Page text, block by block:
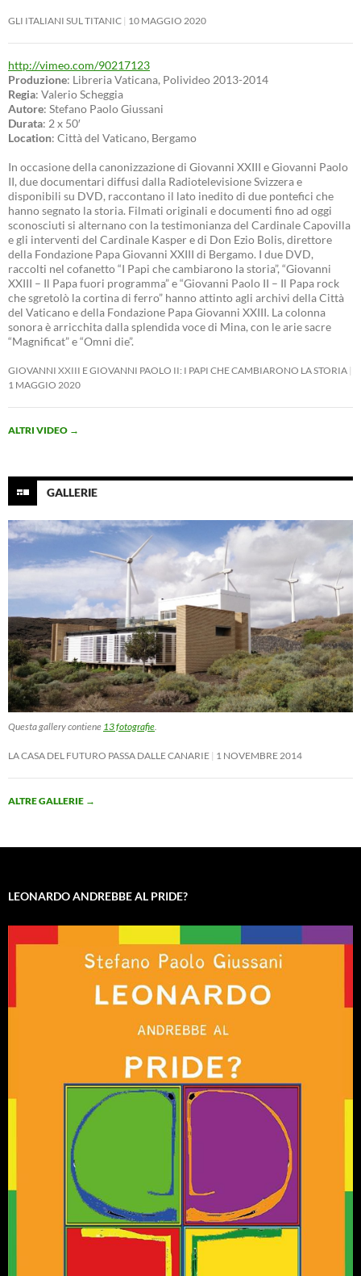
GLI ITALIANI SUL TITANIC 10 MAGGIO 2020
http://vimeo.com/90217123
Produzione: Libreria Vaticana, Polivideo 2013-2014
Regia: Valerio Scheggia
Autore: Stefano Paolo Giussani
Durata: 2 x 50′
Location: Città del Vaticano, Bergamo
In occasione della canonizzazione di Giovanni XXIII e Giovanni Paolo
II, due documentari diffusi dalla Radiotelevisione Svizzera e
disponibili su DVD, raccontano il lato inedito di due pontefici che
hanno segnato la storia. Filmati originali e documenti fino ad oggi
sconosciuti si alternano con la testimonianza del Cardinale Capovilla
e gli interventi del Cardinale Kasper e di Don Ezio Bolis, direttore
della Fondazione Papa Giovanni XXIII di Bergamo. I due DVD,
raccolti nel cofanetto “I Papi che cambiarono la storia”, “Giovanni
XXIII – Il Papa fuori programma” e “Giovanni Paolo II – Il Papa rock
che sgretolò la cortina di ferro” hanno attinto agli archivi della Città
del Vaticano e della Fondazione Papa Giovanni XXIII. La colonna
sonora è arricchita dalla splendida voce di Mina, con le arie sacre
“Magnificat” e “Omni die”.
GIOVANNI XXIII E GIOVANNI PAOLO II: I PAPI CHE CAMBIARONO LA STORIA
1 MAGGIO 2020
ALTRI VIDEO →
GALLERIE
Questa gallery contiene 13 fotografie.
LA CASA DEL FUTURO PASSA DALLE CANARIE 1 NOVEMBRE 2014
ALTRE GALLERIE →
LEONARDO ANDREBBE AL PRIDE?